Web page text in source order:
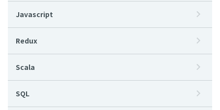
Javascript
Redux
Scala
SQL